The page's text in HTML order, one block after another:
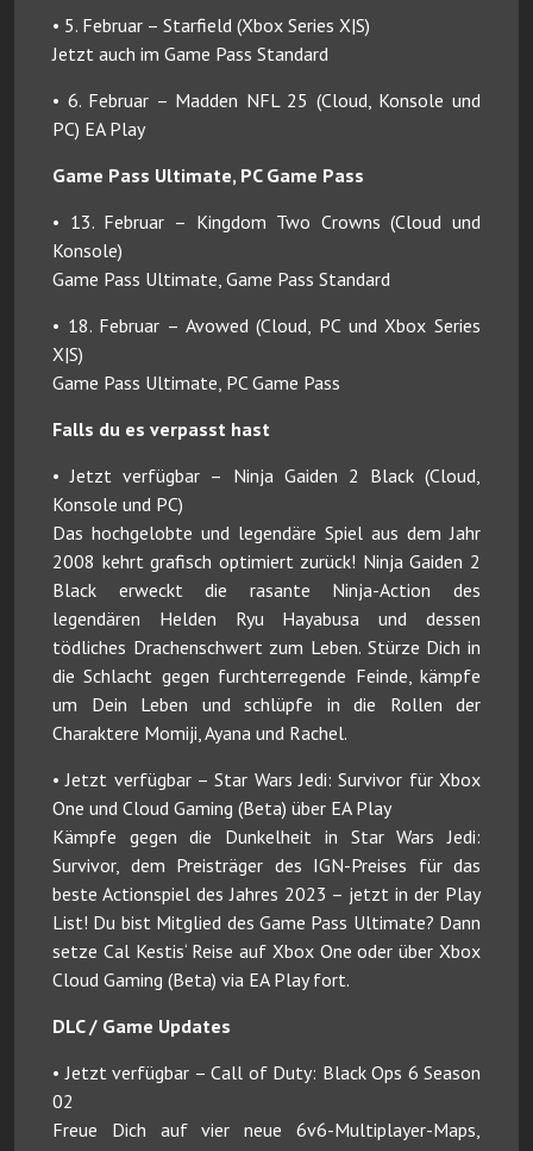
• 5. Februar – Starfield (Xbox Series X|S)
Jetzt auch im Game Pass Standard
• 6. Februar – Madden NFL 25 (Cloud, Konsole und
PC) EA Play
Game Pass Ultimate, PC Game Pass
• 13. Februar – Kingdom Two Crowns (Cloud und
Konsole)
Game Pass Ultimate, Game Pass Standard
• 18. Februar – Avowed (Cloud, PC und Xbox Series
X|S)
Game Pass Ultimate, PC Game Pass
Falls du es verpasst hast
• Jetzt verfügbar – Ninja Gaiden 2 Black (Cloud,
Konsole und PC)
Das hochgelobte und legendäre Spiel aus dem Jahr
2008 kehrt grafisch optimiert zurück! Ninja Gaiden 2
Black erweckt die rasante Ninja-Action des
legendären Helden Ryu Hayabusa und dessen
tödliches Drachenschwert zum Leben. Stürze Dich in
die Schlacht gegen furchterregende Feinde, kämpfe
um Dein Leben und schlüpfe in die Rollen der
Charaktere Momiji, Ayana und Rachel.
• Jetzt verfügbar – Star Wars Jedi: Survivor für Xbox
One und Cloud Gaming (Beta) über EA Play
Kämpfe gegen die Dunkelheit in Star Wars Jedi:
Survivor, dem Preisträger des IGN-Preises für das
beste Actionspiel des Jahres 2023 – jetzt in der Play
List! Du bist Mitglied des Game Pass Ultimate? Dann
setze Cal Kestis‘ Reise auf Xbox One oder über Xbox
Cloud Gaming (Beta) via EA Play fort.
DLC / Game Updates
• Jetzt verfügbar – Call of Duty: Black Ops 6 Season
02
Freue Dich auf vier neue 6v6-Multiplayer-Maps,